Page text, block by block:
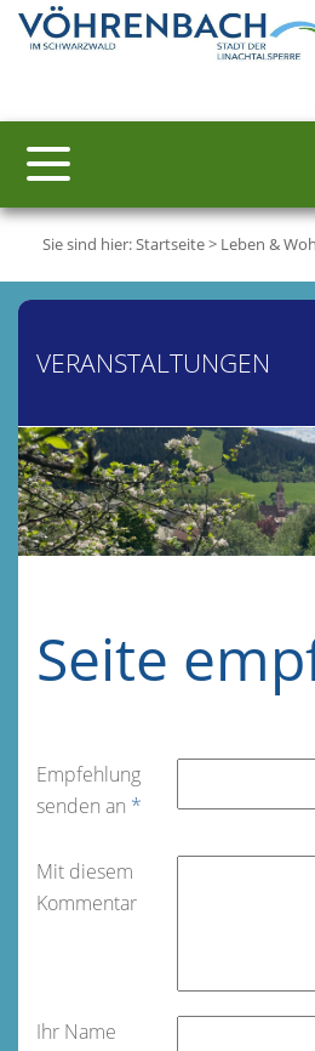
Sie sind hier:Startseite> Leben &
VERANSTALTUNGEN
Seite
Empfehlung
senden an *
Mit diesem
Kommentar
Ihr Name